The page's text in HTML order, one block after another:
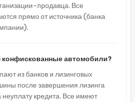
продавца. Все
прямо от источника (банка
конфискованные автомобили?
из банков и лизинговых
после завершения лизинга
неуплату кредита. Все имеют